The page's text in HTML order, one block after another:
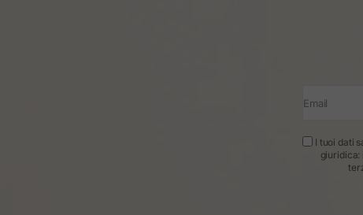
Email
I tuoi dati
giuridica: